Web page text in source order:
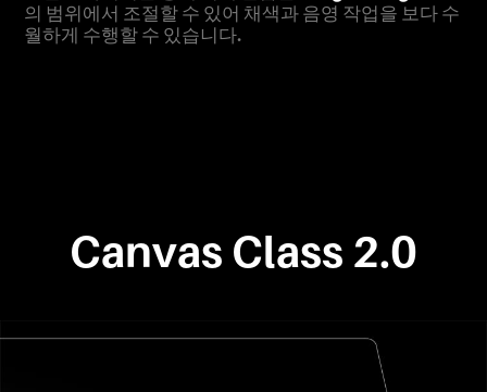
의 범위에서 조절할 수 있어 채색과 음영 작업을 보다 수
월하게 수행할 수 있습니다.
Canvas Class 2.0